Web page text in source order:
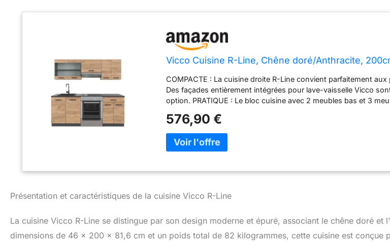
Vicco Cuisine R-Line, Chêne doré/Anthracite,
COMPACTE : La cuisine droite R-Line convient parfaitement aux
Des façades entièrement intégrées pour lave-vaisselle Vicco
option. PRATIQUE : Le bloc cuisine avec 2 meubles bas et 3
réglables en hauteur assurent un confort supplémentaire.
meuble de cuisine a une largeur de 200 cm. Les meubles bas
de 46 cm. Toutes les dimensions détaillées sont indiquées sur
MATÉRIAU : Les façades et le corps de la cuisine sont fabriqués
LIVRAISON : Bloc cuisine sans plan de travail, matériel de
décorations ne sont pas compris dans la livraison)
576,90 €
Présentation et caractéristiques de la cuisine Vicco R-Line
La cuisine Vicco R-Line se distingue par son design moderne et épuré, associant le chêne doré et
dimensions de 46 x 200 x 81,6 cm et un poids total de 82 kilogrammes, cette cuisine est conçue